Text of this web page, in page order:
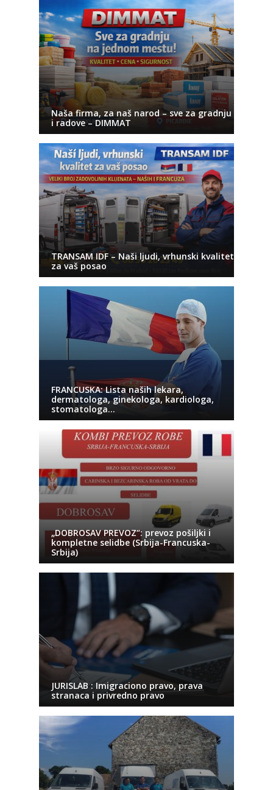
Naša firma, za naš narod – sve za gradnju
i radove – DIMMAT
TRANSAM IDF – Naši ljudi, vrhunski kvalitet
za vaš posao
FRANCUSKA: Lista naših lekara,
dermatologa, ginekologa, kardiologa,
stomatologa…
„DOBROSAV PREVOZ“: prevoz pošiljki i
kompletne selidbe (Srbija-Francuska-
Srbija)
JURISLAB : Imigraciono pravo, prava
stranaca i privredno pravo